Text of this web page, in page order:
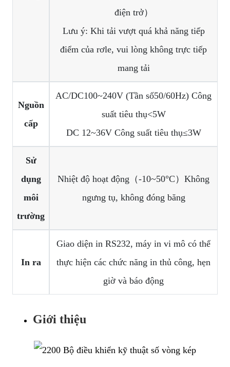
điện trở）
Lưu ý: Khi tải vượt quá khả năng tiếp
điểm của rơle, vui lòng không trực tiếp
mang tải
Nguồn
cấp
AC/DC100~240V (Tần số50/60Hz) Công
suất tiêu thụ<5W
DC 12~36V Công suất tiêu thụ≤3W
Sử
dụng
môi
trường
Nhiệt độ hoạt động（-10~50°C）Không
ngưng tụ, không đóng băng
In ra
Giao diện in RS232, máy in vi mô có thể
thực hiện các chức năng in thủ công, hẹn
giờ và báo động
Giới thiệu